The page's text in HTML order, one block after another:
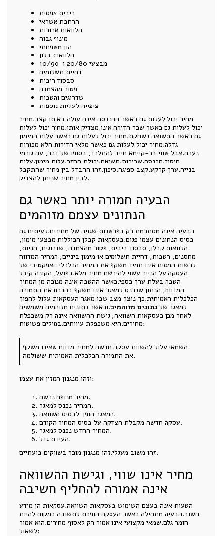
ריבית אפסית
הרחבת אשראי
הלוואות ארוכות
מינוף גבוה
הון משפחתי
הלוואות בלון
מבצעי 20/80 ו-10/90
דחיית תשלומים
סבסוד ריבית
פטור מהצמדה
שדרוגים והטבות
ציפייה לעליות נוספות
מחיר יכול לעלות גם כאשר ההכנסה אינה עולה באותו קצב.מחיר
יכול לעלות גם כאשר שכר הדירה אינו מצדיק אותו.מחיר יכול לעלות
גם כאשר התשואה נשחקת.מחיר יכול לעלות גם כאשר עלות המימון
גדלה.מחיר יכול לעלות גם כאשר מלאי הדירות הלא מכורות
נערם.אבל שווי בר-קיימא חייב להתלכד, בסופו של דבר, עם גורמי
היסוד.הכנסה.שכירות.תשואה.יכולת החזר.עלות מימון.עלות
בנייה.ערך קרקע.קצב ספיגה.סיכון.זהו ההבדל בין מחיר שהתקבל
לבין מחיר שניתן להצדיק.
הבעיה חמורה יותר כאשר גם
הנתונים עצמם מזוהמים
הבעיה אינה מסתכמת רק בפרשנות שגויה של מחירים.לעיתים גם
בסיס הנתונים עצמו פגום.בעסקאות קבלן הכוללות מבצעי מימון,
הלוואות קבלן, סבסוד ריבית, פטור מהצמדה, שדרוגים, חניות,
מחסנים, הטבות, דחיית תשלומים או מימון ביניים, המחיר המדווח
לרשות המסים אינו תמיד משקף את המחיר הכלכלי האפקטיבי של
העסקה.על הנייר עשוי להירשם מחיר מלא.בפועל, הקונה קיבל
הטבה בעלת ערך כספי.כאשר ההטבה אינה מנוכה מן המחיר
המדווח, הנתון שנכנס למאגר אינו משקף בהכרח את התמורה
הכלכלית האמיתית.כך נוצר מצב שבו מאגר העסקאות עלול להפוך
למאגר של נתונים מזוהמים.וכאשר נתונים מזוהמים משמשים
לאחר מכן כעסקאות השוואה, גישת ההשוואה אינה רק משכפלת
מחירים.היא משכפלת עיוותים.במילים פשוטות:
השמאי עלול להשוות עסקה חדשה למחיר מדווח שאינו משקף
את התמורה הכלכלית האמיתית ששולמה.
וזהו מנגנון המזין את עצמו:
מחיר מנופח נרשם.
המחיר נכנס למאגר.
המאגר הופך לבסיס השוואה.
עסקה חדשה מקבלת הצדקה על בסיס המחיר הקודם.
המחיר החדש נכנס למאגר.
העיוות גדל.
זהו משוב מעגלי.זהו מנגנון מוכר בשווקים בועתיים.
מחיר אינו שווי, וגישת ההשוואה
אינה אמורה להחליף חשיבה
הטעות אינה בעצם השימוש בעסקאות השוואה.עסקאות הן מידע
חשוב.הבעיה מתחילה כאשר העסקה הופכת לתשובה במקום להיות
חומר גלם.שמאי מקצועי אינו אמור רק לאסוף מחירים.הוא אמור
לשאול: